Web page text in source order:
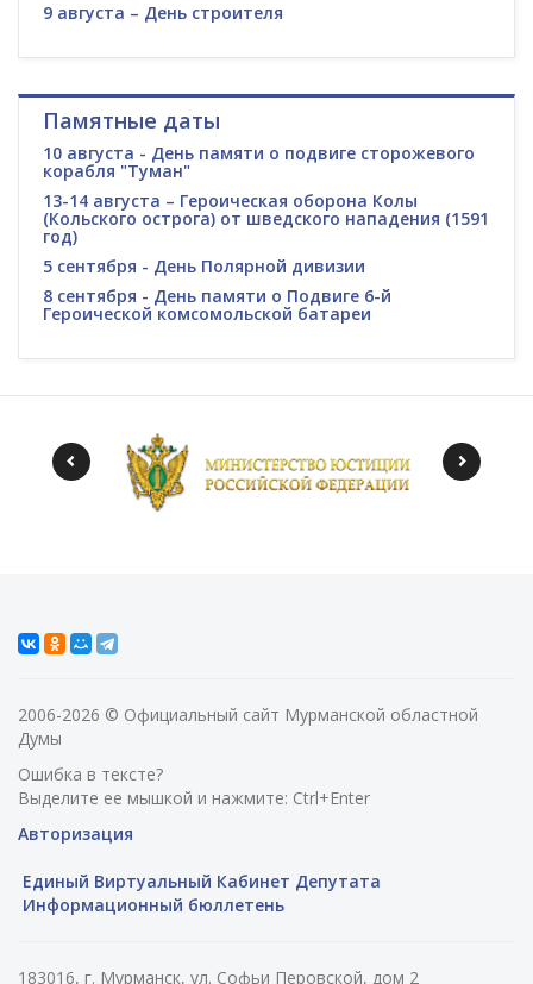
9 августа – День строителя
Памятные даты
10 августа - День памяти о подвиге сторожевого
корабля "Туман"
13-14 августа – Героическая оборона Колы
(Кольского острога) от шведского нападения (1591
год)
5 сентября - День Полярной дивизии
8 сентября - День памяти о Подвиге 6-й
Героической комсомольской батареи
2006-2026 © Официальный сайт Мурманской областной
Думы
Ошибка в тексте?
Выделите ее мышкой и нажмите: Ctrl+Enter
Авторизация
Единый Виртуальный Кабинет Депутата
Информационный бюллетень
183016, г. Мурманск, ул. Софьи Перовской, дом 2